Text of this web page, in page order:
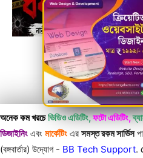
অনেক কম খরচে ভিডিও এডিটিং,ফটো এডিটিং,
ডিজাইনিং এবং মার্কেটিং এর সমস্ত রকম সার্ভিস
(বঙ্গবার্তার) উদ্যোগ - BB Tech Support.